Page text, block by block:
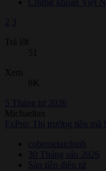
Chứng khoán Việt
3
Trả lời
51
Xem
8K
5 Tháng tư 2026
Michaeltax
FxPro: Thị trường tiền mã
cobemetaichinh
30 Tháng sáu 2026
Sàn tiền điện tử